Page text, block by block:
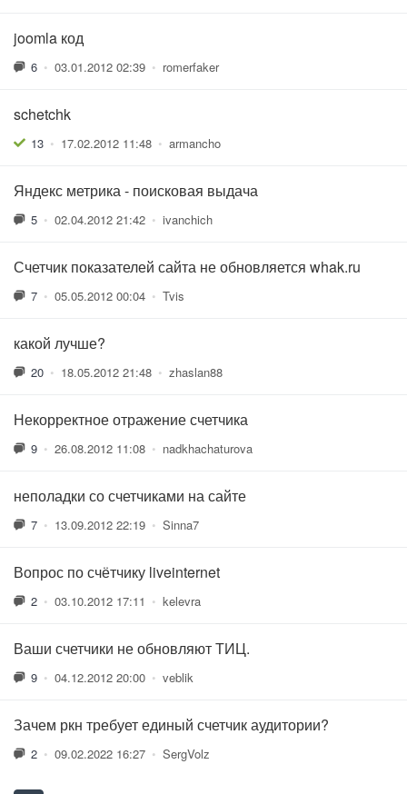
joomla код
6 • 03.01.2012 02:39 • romerfaker
schetchk
13 • 17.02.2012 11:48 • armancho
Яндекс метрика - поисковая выдача
5 • 02.04.2012 21:42 • ivanchich
Счетчик показателей сайта не обновляется whak.ru
7 • 05.05.2012 00:04 • Tvis
какой лучше?
20 • 18.05.2012 21:48 • zhaslan88
Некорректное отражение счетчика
9 • 26.08.2012 11:08 • nadkhachaturova
неполадки со счетчиками на сайте
7 • 13.09.2012 22:19 • Sinna7
Вопрос по счётчику liveinternet
2 • 03.10.2012 17:11 • kelevra
Ваши счетчики не обновляют ТИЦ.
9 • 04.12.2012 20:00 • veblik
Зачем ркн требует единый счетчик аудитории?
2 • 09.02.2022 16:27 • SergVolz